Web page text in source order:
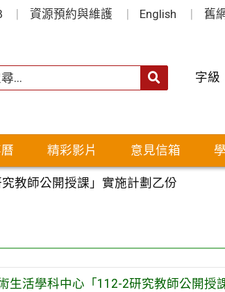
資源預約與維護 English 舊
字級
精彩影片 意見信箱
教師公開授課」實施計劃乙份
生活學科中心「112-2研究教師公開授